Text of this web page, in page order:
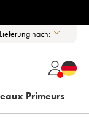
nach:
Primeurs